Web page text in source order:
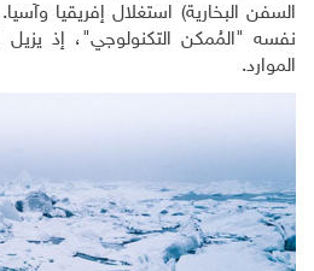
استغلال إفريقيا وآسيا. اليوم،
التكنولوجي"، إذ يزيل الحواجز